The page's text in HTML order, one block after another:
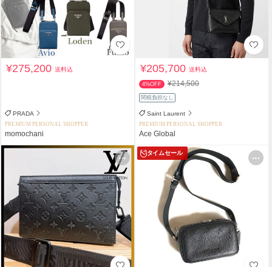
¥275,200送料込
PRADA
PREMIUM PERSONAL SHOPPER
momochani
¥205,700送料込
4%OFF ¥214,500
関税負担なし
Saint Laurent
PREMIUM PERSONAL SHOPPER
Ace Global
タイムセール